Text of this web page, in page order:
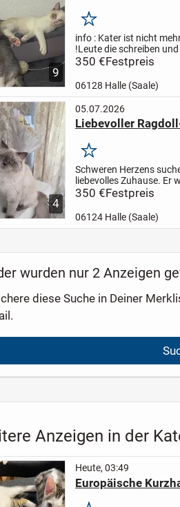
9
Merken
info : Kater ist nicht
!Leute die schreiben
und blockiert!Sowas
350 €Festpreis
06128 Halle (Saale)
4
05.07.2026
Liebevoller
Merken
Schweren Herzens
liebevolles Zuhause.
nicht geimpft. Er ist ein
350 €Festpreis
06124 Halle (Saale)
wurden nur 2 Anzeigen
diese Suche in Deiner
Anzeigen in der
Heute, 03:49
Europäische